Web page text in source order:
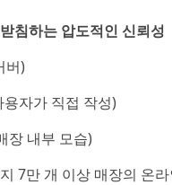
침하는 압도적인 신뢰성
버)
용자가 직접 작성)
장 내부 모습)
7만 개 이상 매장의 온